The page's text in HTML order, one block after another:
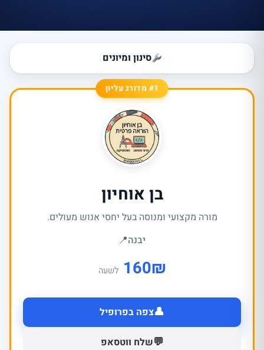
סינון ומיונים
#1 מדורג עליון
בן אוחיון
מורה מקצועי ומנוסה בעל יחסי אנוש מעולים.
יבנה📍
₪
160 לשעה
👤צפה בפרופיל
💬שלח ווטסאפ